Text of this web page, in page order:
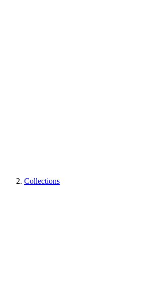
Collections